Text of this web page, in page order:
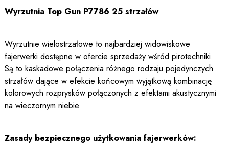
Wyrzutnia Top Gun P7786 25 strzałów
Wyrzutnie wielostrzałowe to najbardziej widowiskowe
fajerwerki dostępne w ofercie sprzedaży wśród pirotechniki.
Są to kaskadowe połączenia różnego rodzaju pojedynczych
strzałów dające w efekcie końcowym wyjątkową kombinację
kolorowych rozprysków połączonych z efektami akustycznymi
na wieczornym niebie.
Zasady bezpiecznego użytkowania fajerwerków: